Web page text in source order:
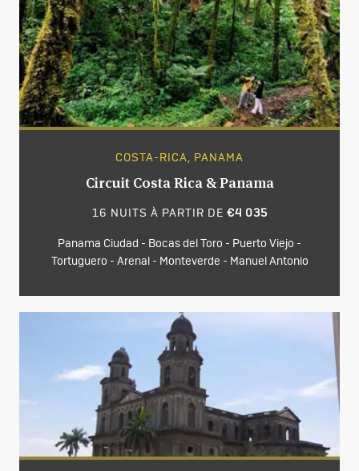
COSTA-RICA, PANAMA
Circuit Costa Rica & Panama
16 NUITS À PARTIR DE €4 035
Panama Ciudad - Bocas del Toro - Puerto Viejo -
Tortuguero - Arenal - Monteverde - Manuel Antonio